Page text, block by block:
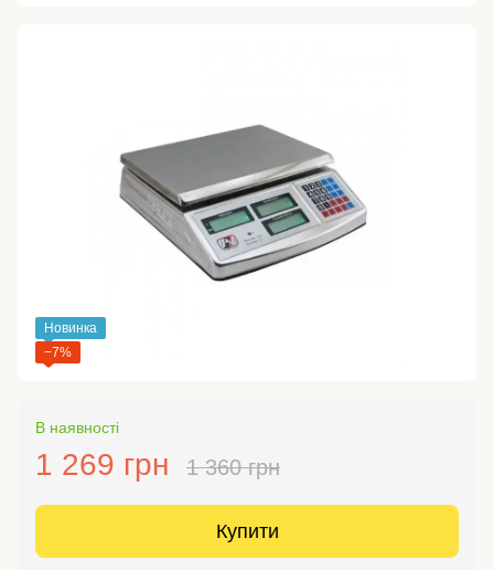
Новинка
−7%
В наявності
1 269 грн 1 360 грн
Купити